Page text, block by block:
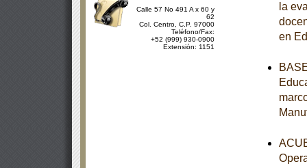
Calle 57 No 491 A x 60 y
62
Col. Centro, C.P. 97000
Teléfono/Fax:
+52 (999) 930-0900
Extensión: 1151
la
en